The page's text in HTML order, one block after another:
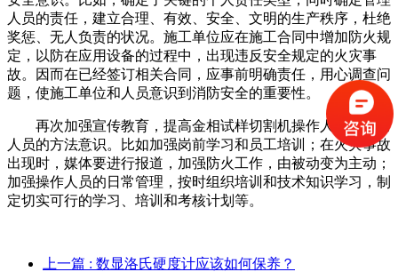
人员的责任，建立合理、有效、安全、文明的生产秩序，杜绝
奖惩、无人负责的状况。施工单位应在施工合同中增加防火规
定，以防在应用设备的过程中，出现违反安全规定的火灾事
故。因而在已经签订相关合同，应事前明确责任，用心调查问
题，使施工单位和人员意识到消防安全的重要性。
再次加强宣传教育，提高金相试样切割机操作人员和消防
人员的方法意识。比如加强岗前学习和员工培训；在火灾事故
出现时，媒体要进行报道，加强防火工作，由被动变为主动；
加强操作人员的日常管理，按时组织培训和技术知识学习，制
定切实可行的学习、培训和考核计划等。
上一篇 : 数显洛氏硬度计应该如何保养？